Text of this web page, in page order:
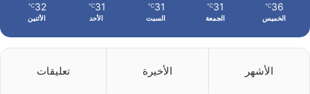
36
℃
الخميس
31
℃
الجمعة
31
℃
السبت
31
℃
الأحد
32
℃
الأثنين
الأشهر الأخيرة تعليقات